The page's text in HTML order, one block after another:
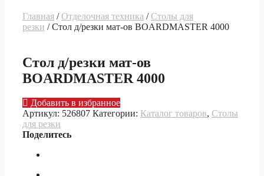
Главная /Отделочная техника /Столы для
резки / Стол д/резки мат-ов BOARDMASTER 4000
Стол д/резки мат-ов
BOARDMASTER 4000
Добавить в избранное
Артикул: 526807 Категории: Каталог товаров, Столы
для резки
Поделитесь